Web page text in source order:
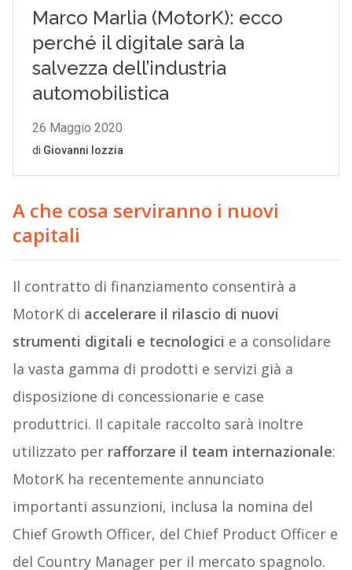
A che cosa serviranno i nuovi
capitali
Il contratto di finanziamento consentirà a
MotorK di accelerare il rilascio di nuovi
strumenti digitali e tecnologici e a consolidare
la vasta gamma di prodotti e servizi già a
disposizione di concessionarie e case
produttrici. Il capitale raccolto sarà inoltre
utilizzato per rafforzare il team internazionale:
MotorK ha recentemente annunciato
importanti assunzioni, inclusa la nomina del
Chief Growth Officer, del Chief Product Officer e
del Country Manager per il mercato spagnolo.